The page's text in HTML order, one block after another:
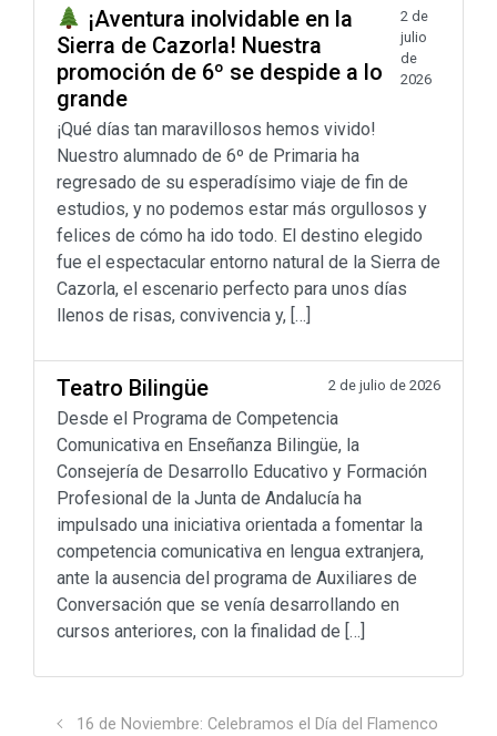
¡Aventura inolvidable en la
Sierra de Cazorla! Nuestra
promoción de 6º se despide a lo
grande
2 de
julio
de
2026
¡Qué días tan maravillosos hemos vivido!
Nuestro alumnado de 6º de Primaria ha
regresado de su esperadísimo viaje de fin de
estudios, y no podemos estar más orgullosos y
felices de cómo ha ido todo. El destino elegido
fue el espectacular entorno natural de la Sierra de
Cazorla, el escenario perfecto para unos días
llenos de risas, convivencia y, […]
Teatro Bilingüe 2 de julio de 2026
Desde el Programa de Competencia
Comunicativa en Enseñanza Bilingüe, la
Consejería de Desarrollo Educativo y Formación
Profesional de la Junta de Andalucía ha
impulsado una iniciativa orientada a fomentar la
competencia comunicativa en lengua extranjera,
ante la ausencia del programa de Auxiliares de
Conversación que se venía desarrollando en
cursos anteriores, con la finalidad de […]
16 de Noviembre: Celebramos el Día del Flamenco